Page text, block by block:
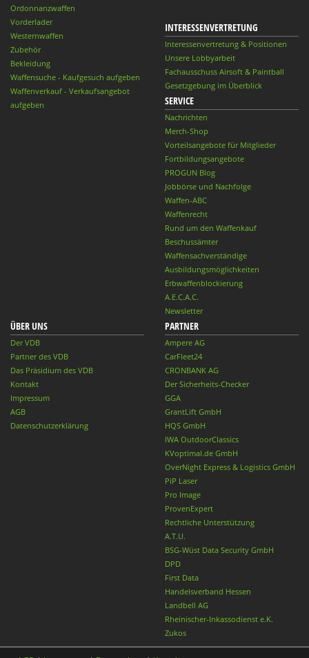
Ordonnanzwaffen
Vorderlader
Westernwaffen
Zubehör
Bekleidung
Waffensuche - Kaufgesuch aufgeben
Waffenverkauf - Verkaufsangebot
aufgeben
INTERESSENVERTRETUNG
Interessenvertretung & Positionen
Unsere Lobbyarbeit
Fachausschuss Airsoft & Paintball
Gesetzgebung im Überblick
SERVICE
Nachrichten
Merch-Shop
Vorteilsangebote für Mitglieder
Fortbildungsangebote
PROGUN Blog
Jobbörse und Nachfolge
Waffen-ABC
Waffenrecht
Rund um den Waffenkauf
Beschussämter
Waffensachverständige
Ausbildungsmöglichkeiten
Erbwaffenblockierung
A.E.C.A.C.
Newsletter
ÜBER UNS
Der VDB
Partner des VDB
Das Präsidium des VDB
Kontakt
Impressum
AGB
Datenschutzerklärung
PARTNER
Ampere AG
CarFleet24
CRONBANK AG
Der Sicherheits-Checker
GGA
GrantLift GmbH
HQS GmbH
IWA OutdoorClassics
KVoptimal.de GmbH
OverNight Express & Logistics GmbH
PiP Laser
Pro Image
ProvenExpert
Rechtliche Unterstützung
A.T.U.
BSG-Wüst Data Security GmbH
DPD
First Data
Handelsverband Hessen
Landbell AG
Rheinischer-Inkassodienst e.K.
Zukos